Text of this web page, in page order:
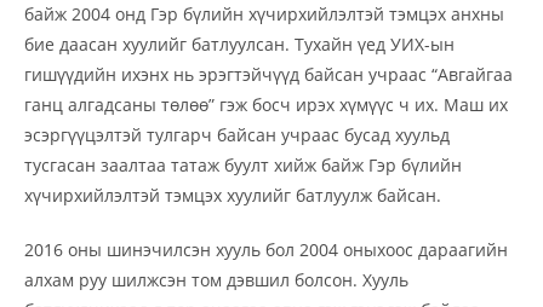
байж 2004 онд Гэр бүлийн хүчирхийлэлтэй тэмцэх анхны
бие даасан хуулийг батлуулсан. Тухайн үед УИХ-ын
гишүүдийн ихэнх нь эрэгтэйчүүд байсан учраас “Авгайгаа
ганц алгадсаны төлөө” гэж босч ирэх хүмүүс ч их. Маш их
эсэргүүцэлтэй тулгарч байсан учраас бусад хуульд
тусгасан заалтаа татаж буулт хийж байж Гэр бүлийн
хүчирхийлэлтэй тэмцэх хуулийг батлуулж байсан.
2016 оны шинэчилсэн хууль бол 2004 оныхоос дараагийн
алхам руу шилжсэн том дэвшил болсон. Хууль